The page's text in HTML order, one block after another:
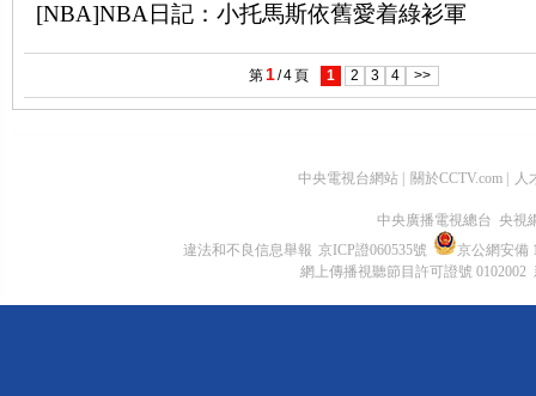
[NBA]NBA日記：小托馬斯依舊愛着綠衫軍
第 1/4頁 1 2 3 4 >>
中央電視台網站 關於CCTV.com 人
中央廣播電視總台 央視
違法和不良信息舉報 京ICP證060535號
京公網安備
網上傳播視聽節目許可證號 0102002